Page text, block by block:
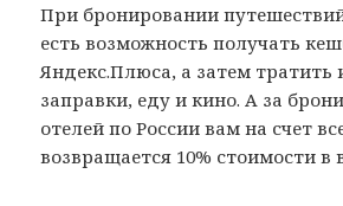
При бронировании
есть возможность получать
Яндекс.Плюса, а затем тратить
заправки, еду и кино. А за
отелей по России вам на счет
возвращается 10% стоимости в